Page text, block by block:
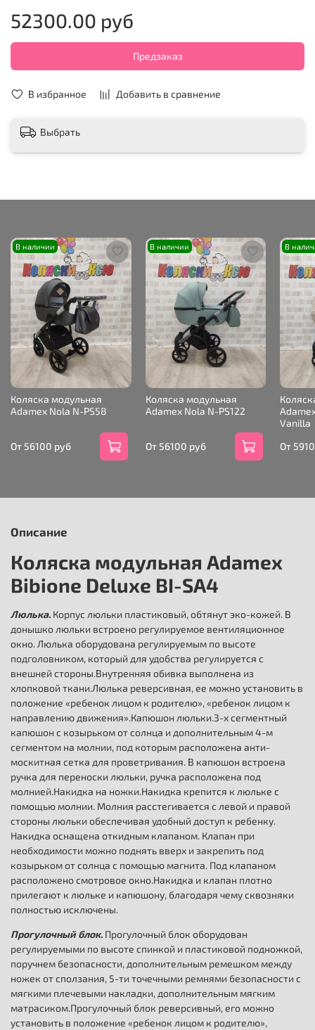
В избранное Добавить в сравнение
52300.00 руб
Предзаказ
Выбрать
В наличии
Коляска модульная
Adamex Nola N-PS58
От 56100 руб
В наличии
Коляска модульная
Adamex Nola N-PS122
От 56100 руб
В
Vanilla
От
Описание
Коляска модульная Adamex
Bibione Deluxe BI-SA4
Люлька. Корпус люльки пластиковый, обтянут эко-кожей. В
донышко люльки встроено регулируемое вентиляционное
окно. Люлька оборудована регулируемым по высоте
подголовником, который для удобства регулируется с
внешней стороны.Внутренняя обивка выполнена из
хлопковой ткани.Люлька реверсивная, ее можно установить в
положение «ребенок лицом к родителю», «ребенок лицом к
направлению движения».Капюшон люльки.3-х сегментный
капюшон с козырьком от солнца и дополнительным 4-м
сегментом на молнии, под которым расположена анти-
москитная сетка для проветривания. В капюшон встроена
ручка для переноски люльки, ручка расположена под
молнией.Накидка на ножки.Накидка крепится к люльке с
помощью молнии. Молния расстегивается с левой и правой
стороны люльки обеспечивая удобный доступ к ребенку.
Накидка оснащена откидным клапаном. Клапан при
необходимости можно поднять вверх и закрепить под
козырьком от солнца с помощью магнита. Под клапаном
расположено смотровое окно.Накидка и клапан плотно
прилегают к люльке и капюшону, благодаря чему сквозняки
полностью исключены.
Прогулочный блок. Прогулочный блок оборудован
регулируемыми по высоте спинкой и пластиковой подножкой,
поручнем безопасности, дополнительным ремешком между
ножек от сползания, 5-ти точечными ремнями безопасности с
мягкими плечевыми накладки, дополнительным мягким
матрасиком.Прогулочный блок реверсивный, его можно
установить в положение «ребенок лицом к родителю»,